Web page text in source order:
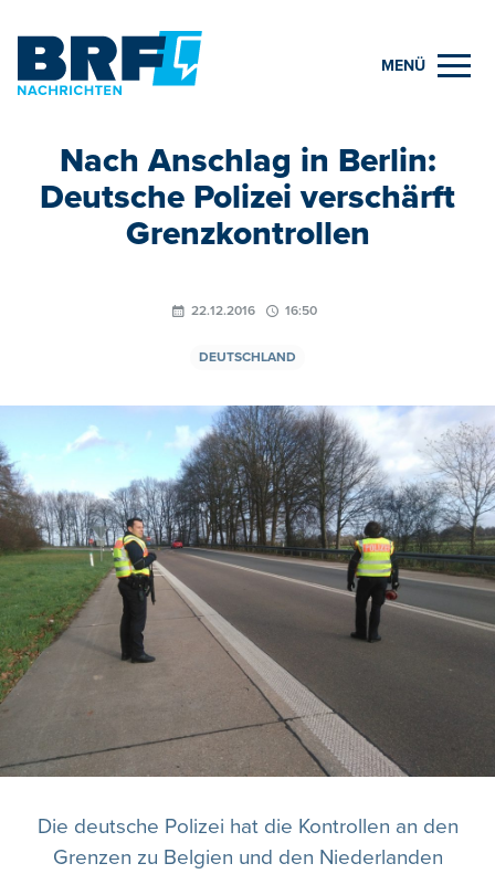
MENÜ
Nach Anschlag in Berlin:
Deutsche Polizei verschärft
Grenzkontrollen
22.12.2016 16:50
DEUTSCHLAND
Die deutsche Polizei hat die Kontrollen an den
Grenzen zu Belgien und den Niederlanden